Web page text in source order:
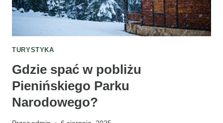
TURYSTYKA
Gdzie spać w pobliżu
Pienińskiego Parku
Narodowego?